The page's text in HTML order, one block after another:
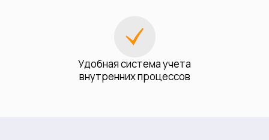
Удобная система учета
внутренних процессов